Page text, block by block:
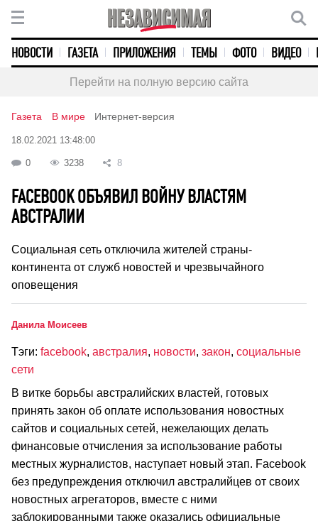
НОВОСТИ ГАЗЕТА ПРИЛОЖЕНИЯ ТЕМЫ ФОТО ВИДЕО
Перейти на полную версию сайта
Газета В мире Интернет-версия
18.02.2021 13:48:00
0 3238 8
FACEBOOK ОБЪЯВИЛ ВОЙНУ ВЛАСТЯМ
АВСТРАЛИИ
Социальная сеть отключила жителей страны-
континента от служб новостей и чрезвычайного
оповещения
Данила Моисеев
Тэги: facebook, австралия, новости, закон, социальные
сети
В витке борьбы австралийских властей, готовых
принять закон об оплате использования новостных
сайтов и социальных сетей, нежелающих делать
финансовые отчисления за использование работы
местных журналистов, наступает новый этап. Facebook
без предупреждения отключил австралийцев от своих
новостных агрегаторов, вместе с ними
заблокированными также оказались официальные